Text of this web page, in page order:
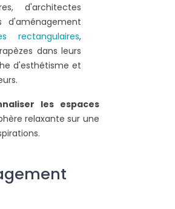
d'architectes
d'aménagement
rectangulaires,
dans leurs
d'esthétisme et
les espaces
relaxante sur une